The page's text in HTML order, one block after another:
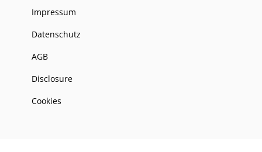
Impressum
Datenschutz
AGB
Disclosure
Cookies